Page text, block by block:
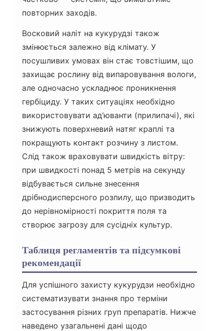
повторних заходів.
Восковий наліт на кукурудзі також
змінюється залежно від клімату. У
посушливих умовах він стає товстішим, що
захищає рослину від випаровування вологи,
але одночасно ускладнює проникнення
гербіциду. У таких ситуаціях необхідно
використовувати ад’юванти (прилипачі), які
знижують поверхневий натяг краплі та
покращують контакт розчину з листом.
Слід також враховувати швидкість вітру:
при швидкості понад 5 метрів на секунду
відбувається сильне знесення
дрібнодисперсного розпилу, що призводить
до нерівномірності покриття поля та
створює загрозу для сусідніх культур.
Таблиця регламентів та підсумкові
рекомендації
Для успішного захисту кукурудзи необхідно
систематизувати знання про терміни
застосування різних груп препаратів. Нижче
наведено узагальнені дані щодо